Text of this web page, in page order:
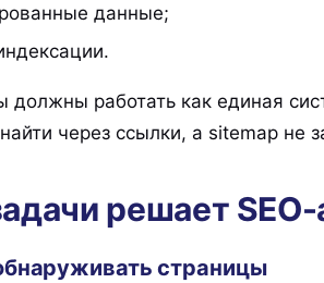
данные;
должны работать как единая
через ссылки, а sitemap не
решает
страницы